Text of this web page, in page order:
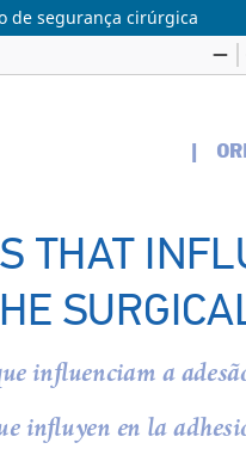
de segurança cirúrgica